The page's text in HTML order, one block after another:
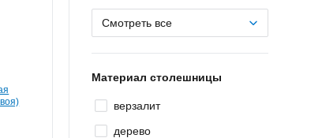
Смотреть все
Материал столешницы
верзалит
дерево